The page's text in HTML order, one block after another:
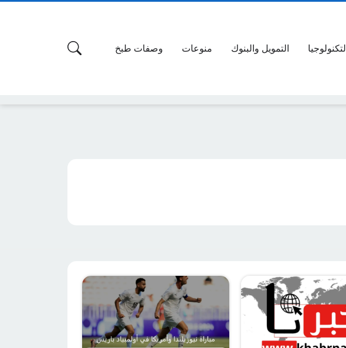
التكنولوجيا التمويل والبنوك منوعات وصفات طبخ